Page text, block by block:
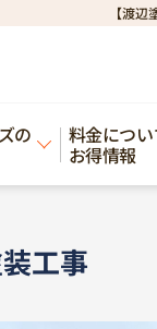
【渡
の 料金につい
お得情報
工事
工事